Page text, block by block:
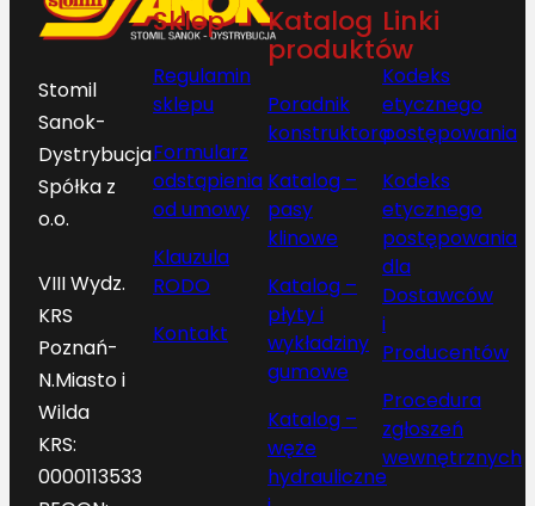
Stomil
Sanok-
Dystrybucja
Spółka z
o.o.
VIII Wydz.
KRS
Poznań-
N.Miasto i
Wilda
KRS:
0000113533
Sklep
Regulamin
sklepu
Formularz
odstąpienia
od umowy
Klauzula
RODO
Kontakt
Katalog
produktów
Poradnik
konstruktora
Katalog –
pasy
klinowe
Katalog –
płyty i
wykładziny
gumowe
Katalog –
węże
hydrauliczne
Linki
Kodeks
etycznego
postępowania
Kodeks
etycznego
postępowania
dla
Dostawców
i
Producentów
Procedura
zgłoszeń
wewnętrznych